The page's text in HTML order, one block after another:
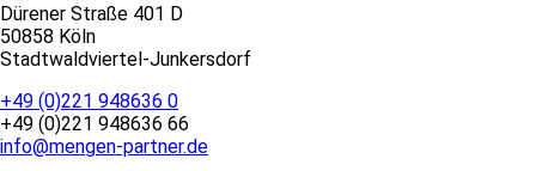
Dürener Straße 401 D
50858 Köln
Stadtwaldviertel-Junkersdorf
+49 (0)221 948636 0
+49 (0)221 948636 66
info@mengen-partner.de